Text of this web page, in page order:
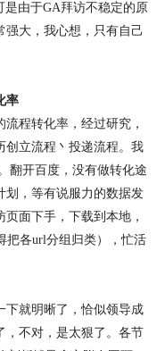
是由于GA拜访不稳定的原
强大，我心想，只有自己
率
程转化率，经过研究，
创立流程丶投递流程。我
翻开百度，没有做转化途
划，等有说服力的数据发
面下手，下载到本地，
把各url分组归类），忙活
下就明晰了，恰似领导成
，不对，是太狠了。各节